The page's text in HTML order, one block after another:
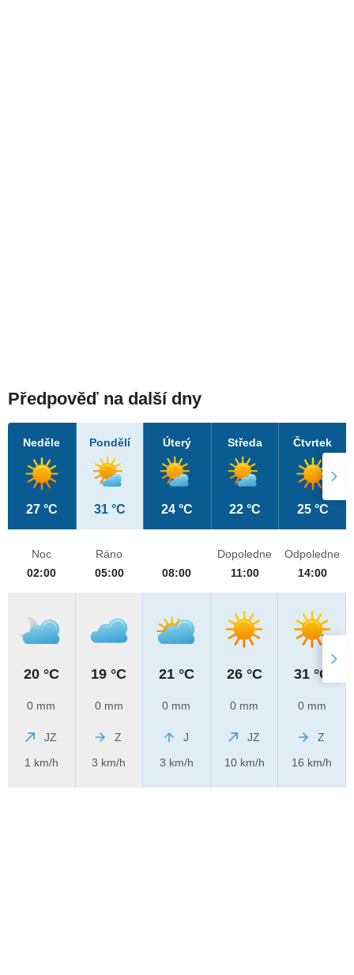
Předpověď na další dny
Neděle
27 °C
Pondělí
31 °C
Úterý
24 °C
Středa
22 °C
Čtvrtek
25 °C
Noc
02:00
20 °C
0 mm
JZ
1 km/h
Ráno
05:00
19 °C
0 mm
Z
3 km/h
08:00
21 °C
0 mm
J
3 km/h
Dopoledne
11:00
26 °C
0 mm
JZ
10 km/h
Odpoledne
14:00
31 °C
0 mm
Z
16 km/h